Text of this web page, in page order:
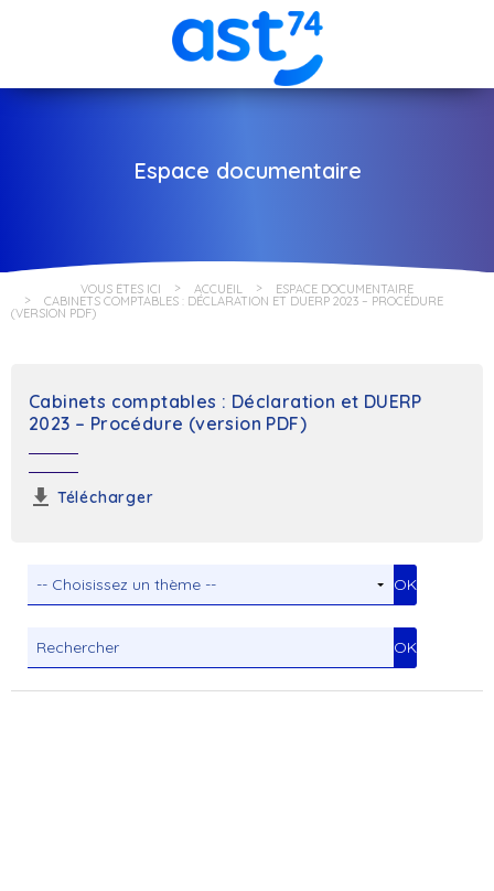
Espace documentaire
VOUS ÊTES ICI ACCUEIL ESPACE DOCUMENTAIRE
CABINETS COMPTABLES : DÉCLARATION ET DUERP 2023 – PROCÉDURE
(VERSION PDF)
Cabinets comptables : Déclaration et DUERP
2023 – Procédure (version PDF)
Télécharger